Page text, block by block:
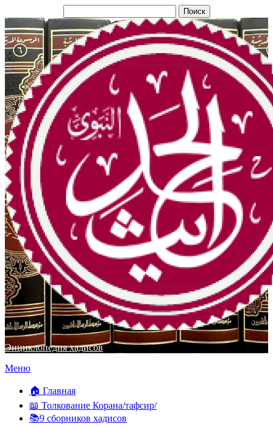
Энциклопедия хадисов
Перейти
содержимому
Меню
🏠 Главная
📖 Толкование Корана/тафсир/
📚9 сборников хадисов